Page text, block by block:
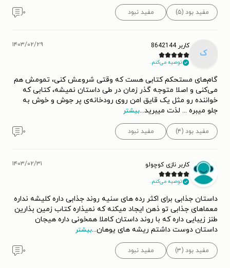
مفید بود (۵) مفید نبود ۰
ک
کاربر 8642144
توصیه می‌کنم.
۱۴۰۳/۰۲/۲۹
گام‌های مستحکم کتابی هست که وقتی شروعش کنی، تمومش هم
می‌کنی و اصلا متوجه گذر زمان در طی داستان نمیشه، کتابی که
خواننده رو مثل یک قایق امن روی رودخانه‌ی پر جوش و خوش به
جلو میبره ... لذت میبرید...بیشتر
مفید بود (۴) مفید نبود ۰
کاربر نازی کوچولو
توصیه می‌کنم.
۱۴۰۳/۰۲/۳۱
داستان جذابی برای اکثر رده های سنیه روند جذابی داره کلیشه نداره
معماهای جذابی تو ذهن ایجاد میکنه که نمیذاره کتاب زمین بذارین
طنز زیبایی داره که با روند داستان کاملا همخونی داره هیجان
داستان دوست داشتم ریشه های یوهان...بیشتر
مفید بود (۳) مفید نبود ۰